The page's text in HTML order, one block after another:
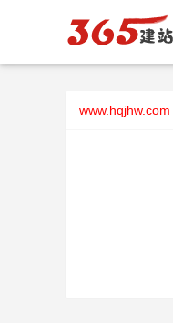
www.hqjhw.com